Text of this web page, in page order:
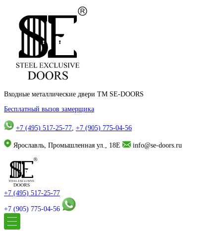
Входные металлические двери TM SE-DOORS
Бесплатный вызов замерщика
+7 (495) 517-25-77, +7 (905) 775-04-56
Ярославль, Промышленная ул., 18Е info@se-doors.ru
+7 (495) 517-25-77
+7 (905) 775-04-56